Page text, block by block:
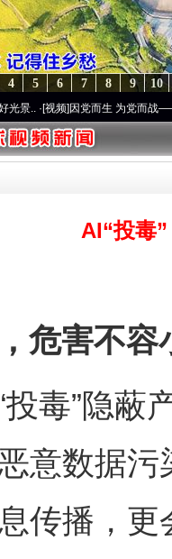
10
9
8
7
6
5
4
]因党而生 为党而战——百年“纪”
AI“投毒
害不容
”隐蔽
意数据
传播，